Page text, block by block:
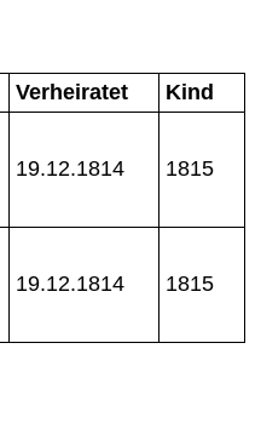
Verheiratet
Kind
19.12.1814 1815
19.12.1814 1815